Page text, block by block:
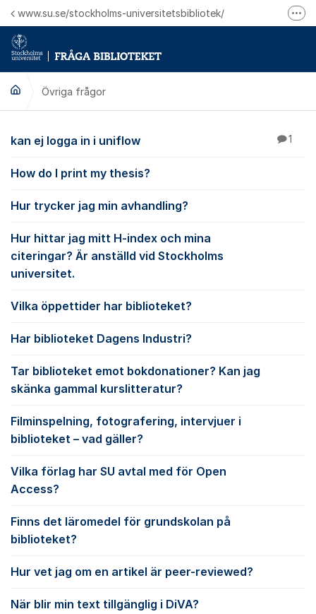
Hoppa till innehåll
www.su.se/stockholms-universitetsbibliotek/
Övriga frågor
Övriga frågor
kan ej logga in i uniflow 1
How do I print my thesis?
Hur trycker jag min avhandling?
Hur hittar jag mitt H-index och mina
citeringar? Är anställd vid Stockholms
universitet.
Vilka öppettider har biblioteket?
Har biblioteket Dagens Industri?
Tar biblioteket emot bokdonationer? Kan jag
skänka gammal kurslitteratur?
Filminspelning, fotografering, intervjuer i
biblioteket – vad gäller?
Vilka förlag har SU avtal med för Open
Access?
Finns det läromedel för grundskolan på
biblioteket?
Hur vet jag om en artikel är peer-reviewed?
När blir min text tillgänglig i DiVA?